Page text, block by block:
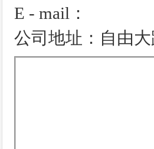
E - mail：
公司地址：自由大